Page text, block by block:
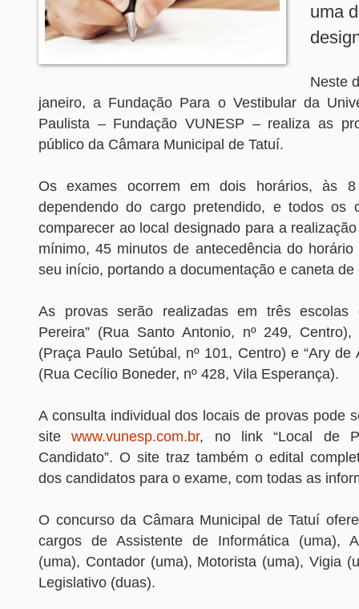
uma
Neste
janeiro, a Fundação Para o Vestibular da
Paulista – Fundação VUNESP – realiza as
público da Câmara Municipal de Tatuí.
Os exames ocorrem em dois horários, às
dependendo do cargo pretendido, e todos os
comparecer ao local designado para a
mínimo, 45 minutos de antecedência do horário
seu início, portando a documentação e caneta
As provas serão realizadas em três escolas
Pereira” (Rua Santo Antonio, nº 249, Centro),
(Praça Paulo Setúbal, nº 101, Centro) e “Ary de
(Rua Cecílio Boneder, nº 428, Vila Esperança).
A consulta individual dos locais de provas pode
sitewww.vunesp.com.br, no link “Local de
Candidato”. O site traz também o edital
dos candidatos para o exame, com todas as
O concurso da Câmara Municipal de Tatuí
cargos de Assistente de Informática (uma),
(uma), Contador (uma), Motorista (uma), Vigia
Legislativo (duas).